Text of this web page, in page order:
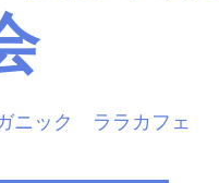
ニック ララカフェ